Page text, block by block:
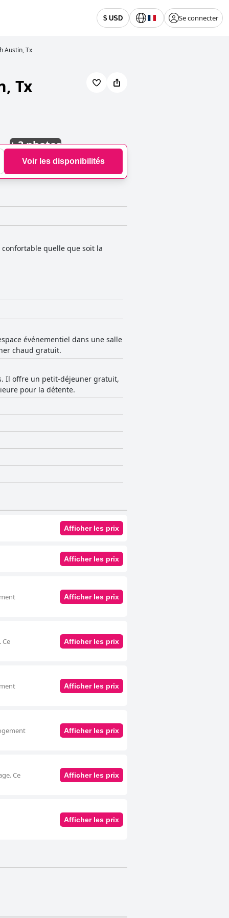
$ USD Se connecter
Austin, Tx
Tx
+3 photos
Voir les disponibilités
quelle que soit la
événementiel dans une salle
chaud gratuit.
Il offre un petit-déjeuner gratuit,
pour la détente.
Afficher les prix
Afficher les prix
Afficher les prix
Afficher les prix
Afficher les prix
Afficher les prix
Ce
Afficher les prix
Afficher les prix